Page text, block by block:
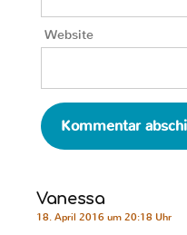
Website
Vanessa
18. April 2016 um 20:18 Uhr